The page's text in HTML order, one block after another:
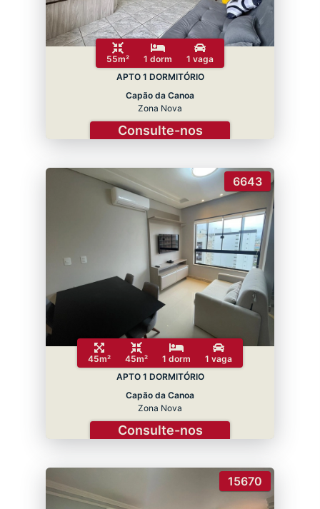
55m² 1 dorm
1 vaga
APTO 1 DORMITÓRIO
Capão da Canoa
Zona Nova
Consulte-nos
6643
45m² 45m² 1 dorm
1 vaga
APTO 1 DORMITÓRIO
Capão da Canoa
Zona Nova
Consulte-nos
15670